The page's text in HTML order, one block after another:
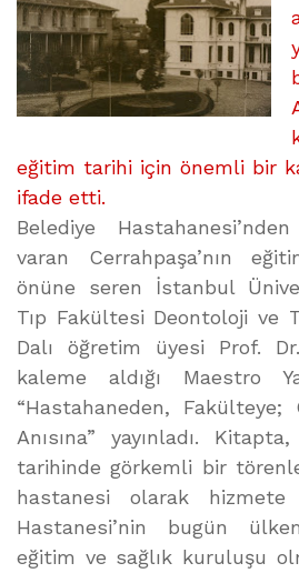
eğitim tarihi için önemli bir
ifade etti.
Belediye
varan Cerrahpaşa’nın
önüne seren İstanbul
Tıp Fakültesi Deontoloji ve
Dalı öğretim üyesi Prof.
kaleme aldığı Maestro
“Hastahaneden, Fakülteye;
Anısına” yayınladı.
tarihinde görkemli bir
hastanesi olarak hizmete
Hastanesi’nin bugün
eğitim ve sağlık kuruluşu